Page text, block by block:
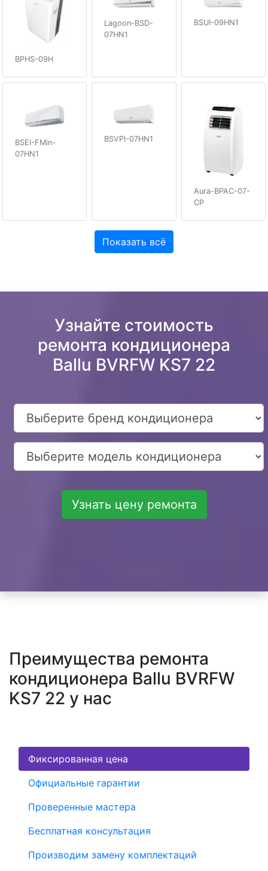
BPHS-09H
Lagoon-BSD-
07HN1
BSUI-09HN1
BSEI-FMin-
07HN1
BSVPI-07HN1
Aura-BPAC-07-
CP
Показать всё
Узнайте стоимость
ремонта кондиционера
Ballu BVRFW KS7 22
Узнать цену ремонта
Преимущества ремонта
кондиционера Ballu BVRFW
KS7 22 у нас
Фиксированная цена
Официальные гарантии
Проверенные мастера
Бесплатная консультация
Производим замену комплектаций